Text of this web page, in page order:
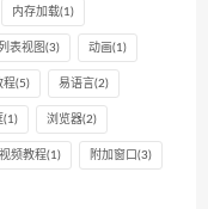
内存加载(1)
表视图 (3) 动画(1)
程(5) 易语言 (2)
(1) 浏览器(2)
视频教程(1) 附加窗口 (3)